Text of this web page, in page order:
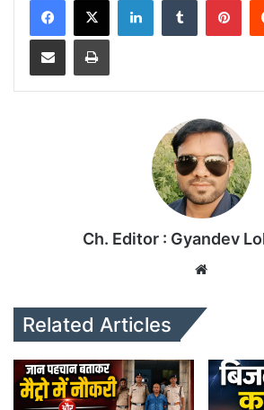
Ch. Editor : Gyandev
Related Articles